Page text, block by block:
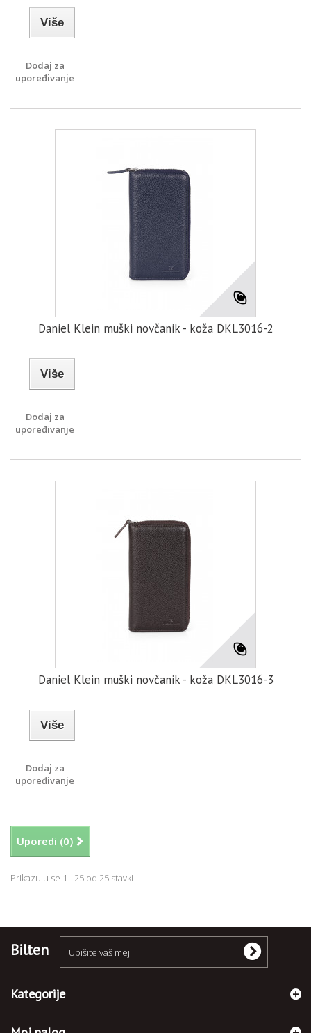
Više
Dodaj za
upoređivanje
Daniel Klein muški novčanik - koža DKL3016-2
Više
Dodaj za
upoređivanje
Daniel Klein muški novčanik - koža DKL3016-3
Više
Dodaj za
upoređivanje
Uporedi (0)
Prikazuju se 1 - 25 od 25 stavki
Bilten
Kategorije